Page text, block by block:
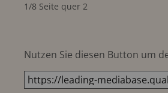
1/8 Seite quer 2
Nutzen Sie diesen Button um